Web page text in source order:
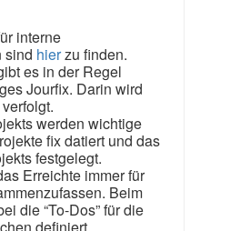
interne
sind hierzu finden.
es in der Regel
Jourfix. Darin wird
werden wichtige
fix datiert und das
festgelegt.
Erreichte immer für
Beim
die “To-Dos” für die
definiert.